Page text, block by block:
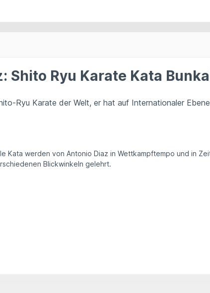
Ryu Karate Kata
Ryu Karate der Welt, er hat auf Internationaler
Kata werden von Antonio Diaz in Wettkampftempo und in
Blickwinkeln gelehrt.